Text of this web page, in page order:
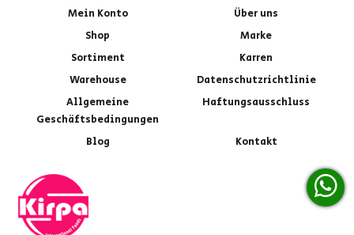
Mein Konto
Über uns
Shop
Marke
Sortiment
Karren
Warehouse
Datenschutzrichtlinie
Allgemeine
Geschäftsbedingungen
Haftungsausschluss
Blog Kontakt